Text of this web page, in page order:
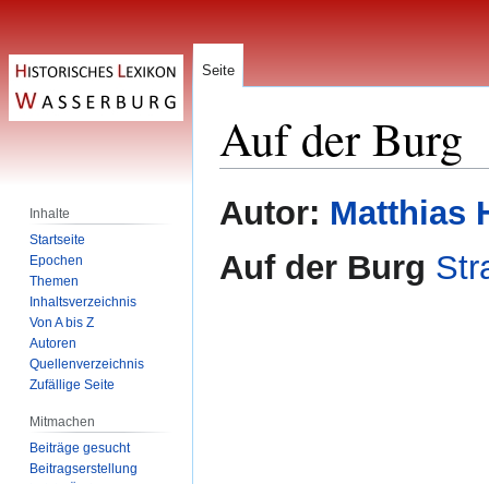
Auf der Burg
Zur
Navigation
Zur
Suche
Autor: Matthias
Auf der Burg
Seite
Inhalte
Startseite
Epochen
Themen
Inhaltsverzeichnis
Von A bis Z
Autoren
Quellenverzeichnis
Zufällige Seite
Mitmachen
Beiträge gesucht
Beitragserstellung